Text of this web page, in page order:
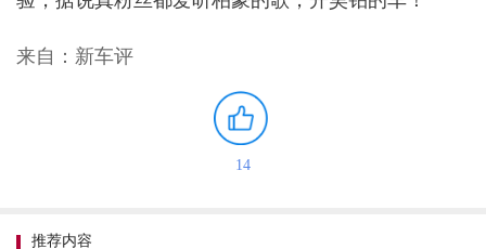
来自：新车评
14
推荐内容